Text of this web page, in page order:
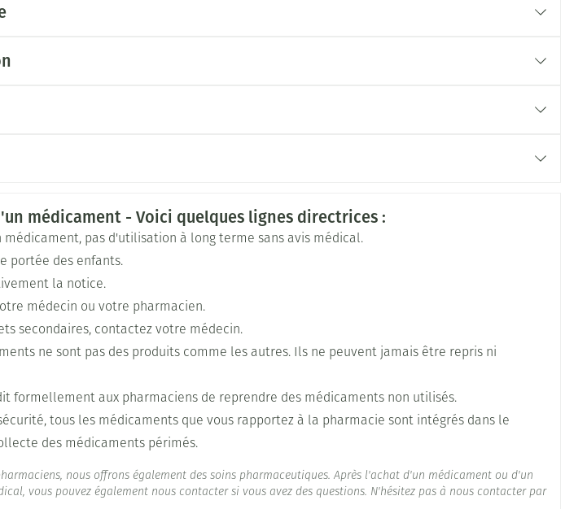
pharmacologique doit faire partie intégrante d'un programme de traitement plus large,
habituelle: 4-6 mg/jour
mg /jour
2 mg /jour en 1 prise /jour
diminution par paliers d'1 mg et de min. 24 h
mg /jour
0,5 mg, 1x /jour
par paliers de 0,5 mg et de min. 48 h
Pi Pharma
73 mm
101 mm
Paquet
Température ambiante (15°C - 25°C)
sur la sécurité
médicament - Voici quelques lignes directrices :
médicament, pas d'utilisation à long terme sans avis médical.
portée des enfants.
la notice.
médecin ou votre pharmacien.
secondaires, contactez votre médecin.
ne sont pas des produits comme les autres. Ils ne peuvent jamais être repris ni
formellement aux pharmaciens de reprendre des médicaments non utilisés.
tous les médicaments que vous rapportez à la pharmacie sont intégrés dans le
des médicaments périmés.
nous offrons également des soins pharmaceutiques. Après l'achat d'un médicament ou d'un
vous pouvez également nous contacter si vous avez des questions. N'hésitez pas à nous contacter par